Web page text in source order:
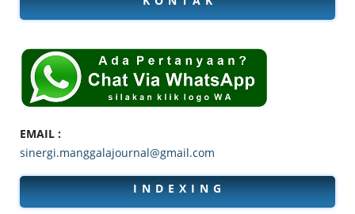
EMAIL :
sinergi.manggalajournal@gmail.com
I N D E X I N G